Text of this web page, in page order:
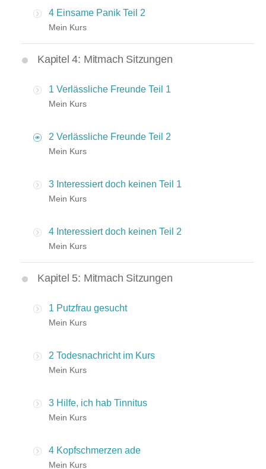
4 Einsame Panik Teil 2
Mein Kurs
Kapitel 4: Mitmach Sitzungen
1 Verlässliche Freunde Teil 1
Mein Kurs
2 Verlässliche Freunde Teil 2
Mein Kurs
3 Interessiert doch keinen Teil 1
Mein Kurs
4 Interessiert doch keinen Teil 2
Mein Kurs
Kapitel 5: Mitmach Sitzungen
1 Putzfrau gesucht
Mein Kurs
2 Todesnachricht im Kurs
Mein Kurs
3 Hilfe, ich hab Tinnitus
Mein Kurs
4 Kopfschmerzen ade
Mein Kurs